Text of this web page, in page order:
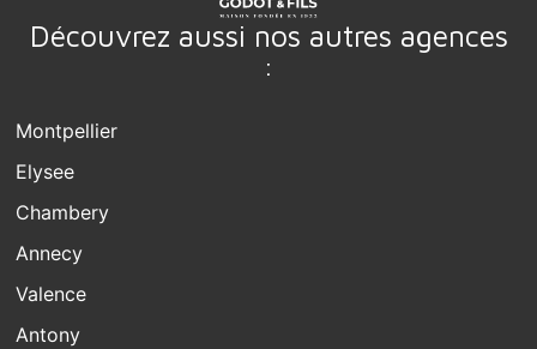
Découvrez aussi nos autres agences
:
Montpellier
Elysee
Chambery
Annecy
Valence
Antony